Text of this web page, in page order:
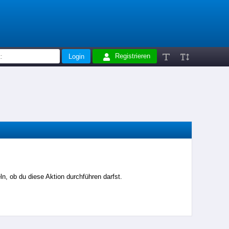
Registrieren
ob du diese Aktion durchführen darfst.